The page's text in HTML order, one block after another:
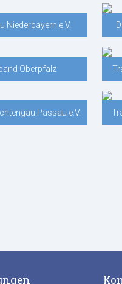
Niederbayern e.V.
Oberpfalz
Passau e.V.